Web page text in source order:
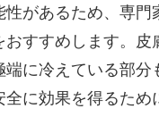
性があるため、専門
おすすめします。皮
端に冷えている部分
全に効果を得るため